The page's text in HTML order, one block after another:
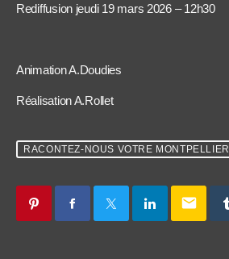
Rediffusion jeudi 19 mars 2026 – 12h30
Animation A.Doudies
Réalisation A.Rollet
RACONTEZ-NOUS VOTRE MONTPELLIER
email